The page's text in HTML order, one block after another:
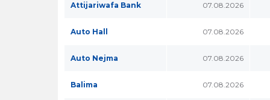
Attijariwafa Bank 07.08.2026
Auto Hall 07.08.2026
Auto Nejma 07.08.2026
Balima 07.08.2026